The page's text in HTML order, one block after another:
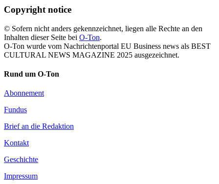
Copyright notice
© Sofern nicht anders gekennzeichnet, liegen alle Rechte an den
Inhalten dieser Seite bei O-Ton.
O-Ton wurde vom Nachrichtenportal EU Business news als BEST
CULTURAL NEWS MAGAZINE 2025 ausgezeichnet.
Rund um O-Ton
Abonnement
Fundus
Brief an die Redaktion
Kontakt
Geschichte
Impressum